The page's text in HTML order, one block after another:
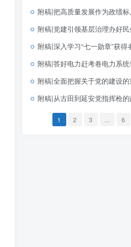
附稿|把高质量发展作为政绩标尺树立和践行正确政
附稿|党建引领基层治理办好民生暖心事社区基层支部
附稿|深入学习“七一勋章”获得者吴亚琴同志先进事迹新版党课
附稿|答好电力赶考卷电力系统学习树立和践行正确政绩观学习
附稿|全面把握关于党的建设的重要思想的科学体系带讲稿党课团
附稿|从古田到延安党指挥枪的政治智慧建军节机关单位党
1 2 3 6